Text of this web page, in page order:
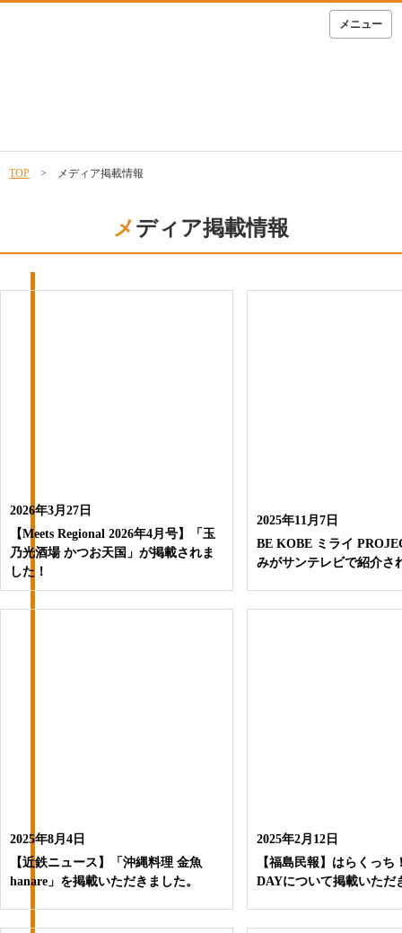
メニュー
TOP > メディア掲載情報
メディア掲載情報
2026年3月27日
【Meets Regional 2026年4月号】「玉
乃光酒場 かつお天国」が掲載されま
した！
2025年11月7日
BE KOBE ミライ
みがサンテレビで紹介さ
2025年8月4日
【近鉄ニュース】「沖縄料理 金魚
hanare」を掲載いただきました。
2025年2月12日
【福島民報】はらくっち
DAYについて掲載いただ